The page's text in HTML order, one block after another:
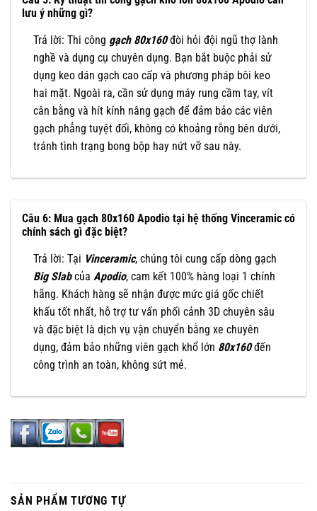
lưu ý những gì?
Trả lời: Thi công gạch 80x160đòi hỏi đội ngũ thợ lành
nghề và dụng cụ chuyên dụng. Bạn bắt buộc phải sử
dụng keo dán gạch cao cấp và phương pháp bôi keo
hai mặt. Ngoài ra, cần sử dụng máy rung cầm tay, vít
cân bằng và hít kính nâng gạch để đảm bảo các viên
gạch phẳng tuyệt đối, không có khoảng rỗng bên dưới,
tránh tình trạng bong bộp hay nứt vỡ sau này.
Câu 6: Mua gạch 80x160 Apodio tại hệ thống Vinceramic có
chính sách gì đặc biệt?
Trả lời: Tại Vinceramic, chúng tôi cung cấp dòng gạch
Big Slab của Apodio, cam kết 100% hàng loại 1 chính
hãng. Khách hàng sẽ nhận được mức giá gốc chiết
khấu tốt nhất, hỗ trợ tư vấn phối cảnh 3D chuyên sâu
và đặc biệt là dịch vụ vận chuyển bằng xe chuyên
dụng, đảm bảo những viên gạch khổ lớn 80x160đến
công trình an toàn, không sứt mẻ.
SẢN PHẨM TƯƠNG TỰ